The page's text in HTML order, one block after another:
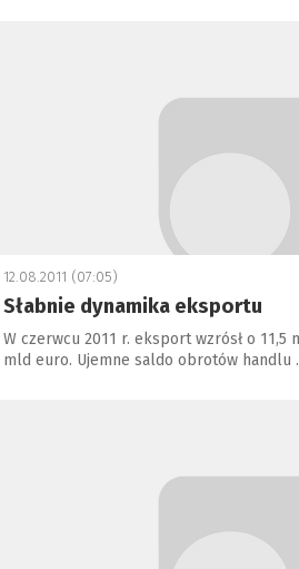
12.08.2011 (07:05)
Słabnie dynamika eksportu
W czerwcu 2011 r. eksport wzrósł o 11,5
mld euro. Ujemne saldo obrotów handlu